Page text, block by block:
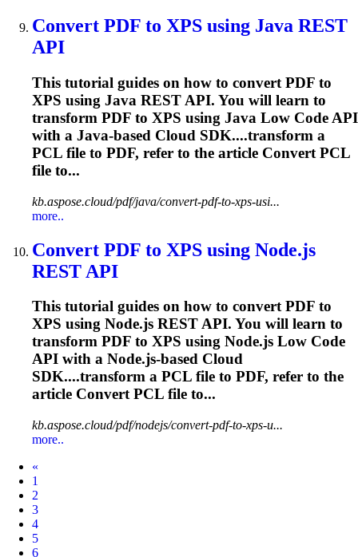
Convert PDF to XPS using Java REST
API
This tutorial guides on how to convert PDF to
XPS using Java REST API. You will learn to
transform PDF to XPS using Java Low Code API
with a Java-based Cloud SDK....transform a
PCL file to PDF, refer to the article Convert PCL
file to...
kb.aspose.cloud/pdf/java/convert-pdf-to-xps-usi...
more..
Convert PDF to XPS using Node.js
REST API
This tutorial guides on how to convert PDF to
XPS using Node.js REST API. You will learn to
transform PDF to XPS using Node.js Low Code
API with a Node.js-based Cloud
SDK....transform a PCL file to PDF, refer to the
article ConvertPCL file to...
kb.aspose.cloud/pdf/nodejs/convert-pdf-to-xps-u...
more..
«
1
2
3
4
5
6